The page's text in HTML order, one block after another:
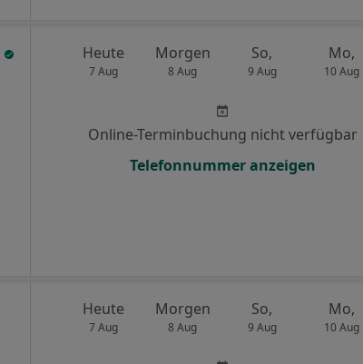
Heute
7 Aug
Morgen
8 Aug
So,
9 Aug
Mo,
10 Aug
Online-Terminbuchung nicht verfügbar
Telefonnummer anzeigen
Heute
7 Aug
Morgen
8 Aug
So,
9 Aug
Mo,
10 Aug